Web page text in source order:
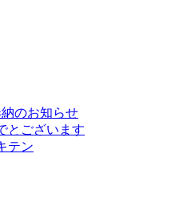
のお知らせ
とございます
テン